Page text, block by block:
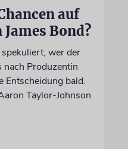
auf
Bond?
wer der
Produzentin
Entscheidung bald.
Taylor-Johnson